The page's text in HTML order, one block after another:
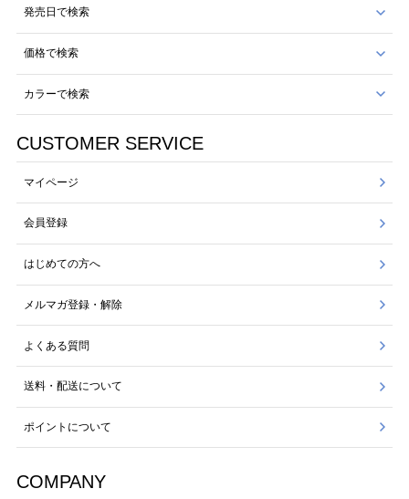
発売日で検索
価格で検索
カラーで検索
CUSTOMER SERVICE
マイページ
会員登録
はじめての方へ
メルマガ登録・解除
よくある質問
送料・配送について
ポイントについて
COMPANY